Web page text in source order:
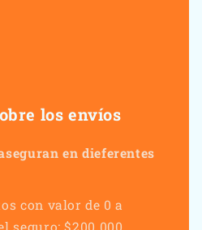
los envíos
en dieferentes
con valor de 0 a